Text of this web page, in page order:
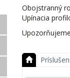
Obojstranný
Upínacia